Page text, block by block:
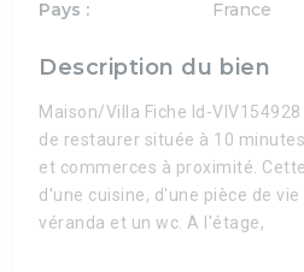
Pays :
France
Description du bien
Maison/Villa Fiche Id-
de restaurer située à 10
et commerces à proximité.
d'une cuisine, d'une pièce de
véranda et un wc. A l'étage,